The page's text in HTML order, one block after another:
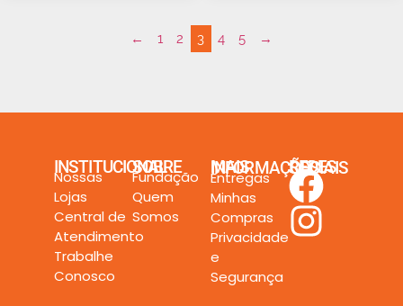
← 1 2 3 4 5 →
INSTITUCIONAL
Nossas
Lojas
Central de
Atendimento
Trabalhe
Conosco
SOBRE
Fundação
Quem
Somos
MAIS INFORMAÇÕES
Entregas
Minhas
Compras
Privacidade
e
Segurança
REDES SOCIAIS